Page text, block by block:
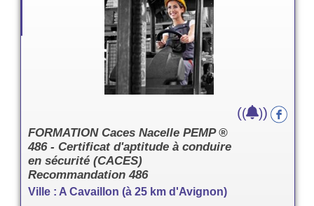
FORMATION Caces Nacelle PEMP ®
486 - Certificat d'aptitude à conduire
en sécurité (CACES)
Recommandation 486
Ville : A Cavaillon (à 25 km d'Avignon)
(( ))